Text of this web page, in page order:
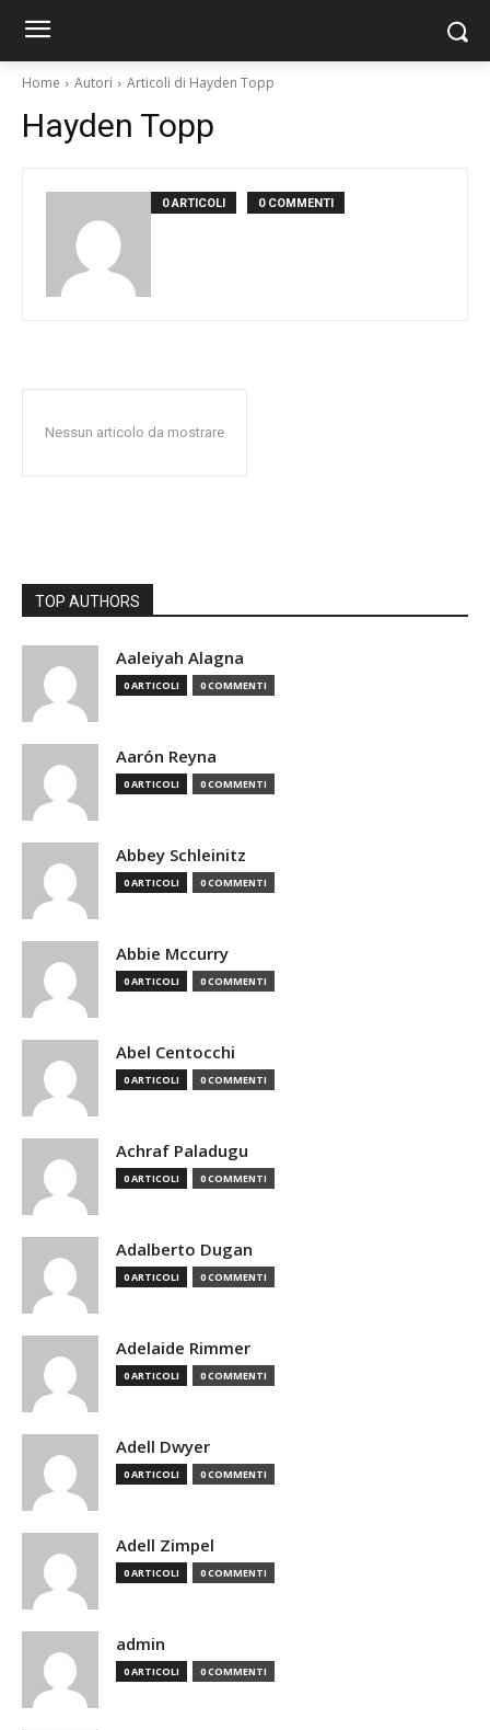
Home Autori Articoli di Hayden Topp
Hayden Topp
0 ARTICOLI 0 COMMENTI
Nessun articolo da mostrare
TOP AUTHORS
Aaleiyah Alagna
0 ARTICOLI 0 COMMENTI
Aarón Reyna
0 ARTICOLI 0 COMMENTI
Abbey Schleinitz
0 ARTICOLI 0 COMMENTI
Abbie Mccurry
0 ARTICOLI 0 COMMENTI
Abel Centocchi
0 ARTICOLI 0 COMMENTI
Achraf Paladugu
0 ARTICOLI 0 COMMENTI
Adalberto Dugan
0 ARTICOLI 0 COMMENTI
Adelaide Rimmer
0 ARTICOLI 0 COMMENTI
Adell Dwyer
0 ARTICOLI 0 COMMENTI
Adell Zimpel
0 ARTICOLI 0 COMMENTI
admin
0 ARTICOLI 0 COMMENTI